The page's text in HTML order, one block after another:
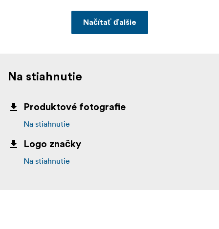
Načítať ďalšie
Na stiahnutie
Produktové fotografie
Na stiahnutie
Logo značky
Na stiahnutie